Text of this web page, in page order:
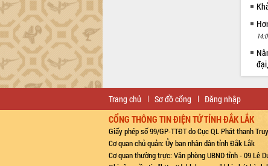
Trang chủ Sơ đồ cổng Đăng nhập
CỔNG THÔNG TIN ĐIỆN TỬ TỈNH ĐẮK LẮK
Giấy phép số 99/GP-TTĐT do Cục QL Phát thanh
Cơ quan chủ quản: Ủy ban nhân dân tỉnh Đắk Lắk
Cơ quan thường trực: Văn phòng UBND tỉnh - 09 Lê